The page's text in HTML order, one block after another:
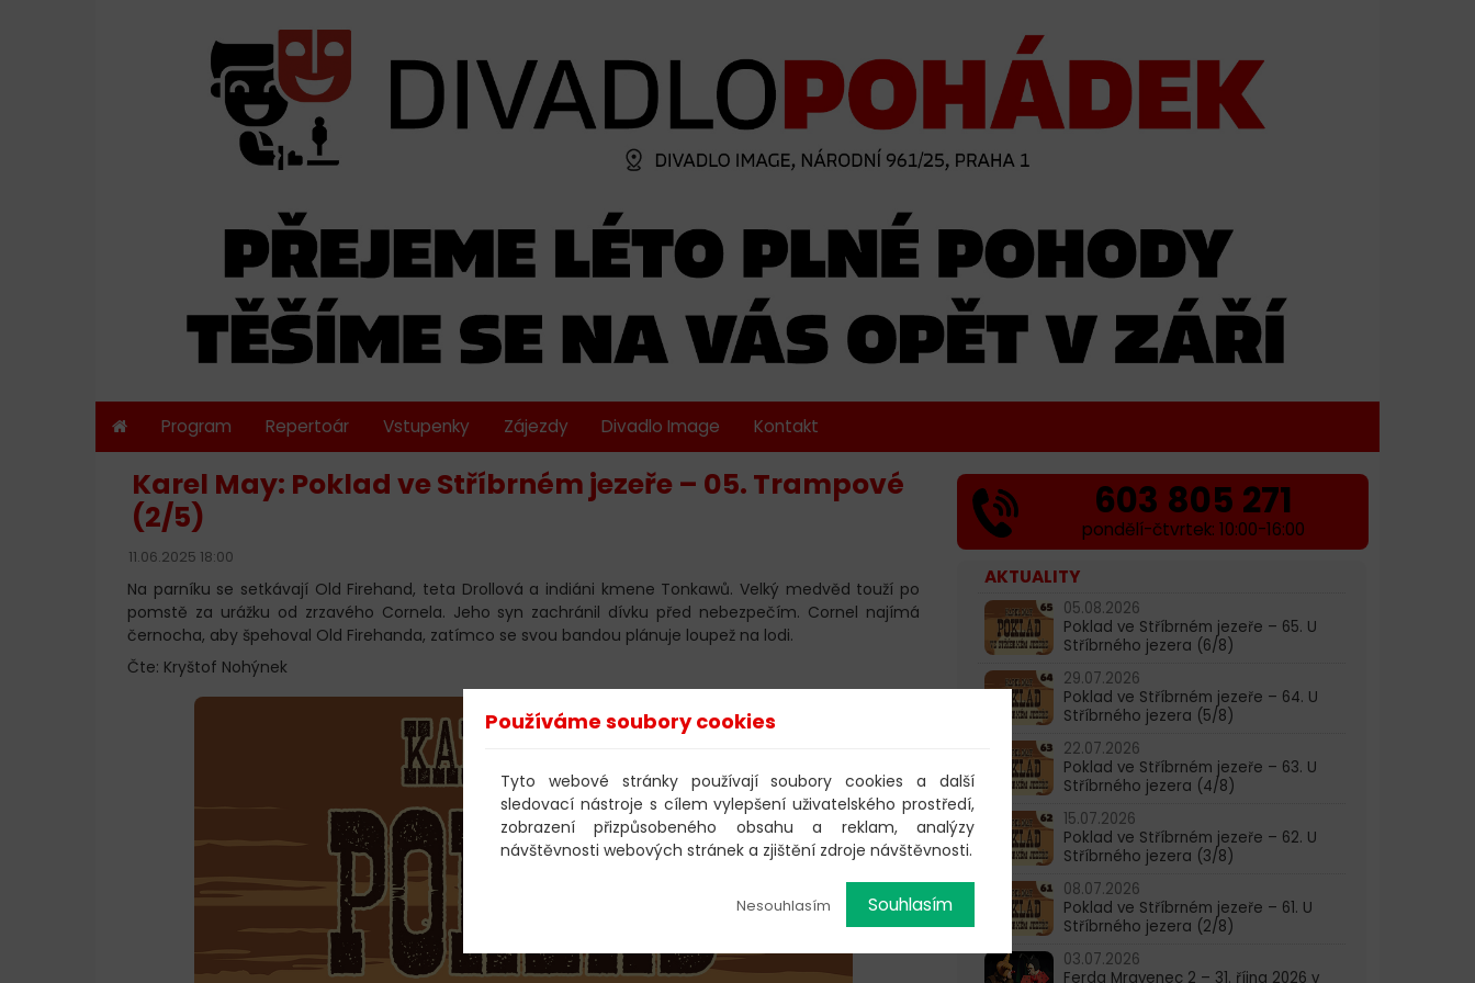
Program Repertoár Vstupenky Zájezdy Divadlo Image Kontakt
Karel May: Poklad ve Stříbrném jezeře – 05. Trampové
(2/5)
11.06.2025 18:00
Na parníku se setkávají Old Firehand, teta Drollová a indiáni kmene Tonkawů. Velký medvěd touží po
pomstě za urážku od zrzavého Cornela. Jeho syn zachránil dívku před nebezpečím. Cornel najímá
černocha, aby špehoval Old Firehanda, zatímco se svou bandou plánuje loupež na lodi.
Čte: Kryštof Nohýnek
603 805 271
pondělí-čtvrtek: 10:00-16:00
AKTUALITY
05.08.2026
Poklad ve Stříbrném jezeře – 65. U
Stříbrného jezera (6/8)
29.07.2026
Poklad ve Stříbrném jezeře – 64. U
Stříbrného jezera (5/8)
22.07.2026
Poklad ve Stříbrném jezeře – 63. U
Stříbrného jezera (4/8)
15.07.2026
Poklad ve Stříbrném jezeře – 62. U
Stříbrného jezera (3/8)
08.07.2026
Poklad ve Stříbrném jezeře – 61. U
Stříbrného jezera (2/8)
03.07.2026
Ferda Mravenec 2 – 31. října 2026 v
Používáme soubory cookies
Tyto webové stránky používají soubory cookies a další
sledovací nástroje s cílem vylepšení uživatelského prostředí,
zobrazení přizpůsobeného obsahu a reklam, analýzy
návštěvnosti webových stránek a zjištění zdroje návštěvnosti.
Nesouhlasím Souhlasím